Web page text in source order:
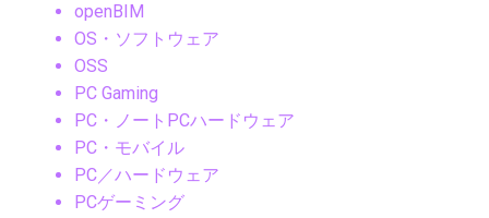
openBIM
OS・ソフトウェア
OSS
PC Gaming
PC・ノートPCハードウェア
PC・モバイル
PC／ハードウェア
PCゲーミング